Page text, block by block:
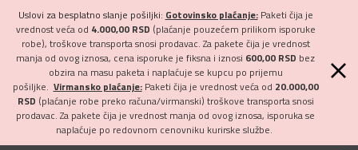
Uslovi za besplatno slanje pošiljki: Gotovinsko plaćanje:Paketi čija je
vrednost veća od 4.000,00 RSD (plaćanje pouzećem prilikom isporuke
robe), troškove transporta snosi prodavac. Za pakete čija je vrednost
manja od ovog iznosa, cena isporuke je fiksna i iznosi 600,00 RSD bez
obzira na masu paketa i naplaćuje se kupcu po prijemu
pošiljke. Virmansko plaćanje:Paketi čija je vrednost veća od 20.000,00
RSD (plaćanje robe preko računa/virmanski) troškove transporta snosi
prodavac. Za pakete čija je vrednost manja od ovog iznosa, isporuka se
naplaćuje po redovnom cenovniku kurirske službe.